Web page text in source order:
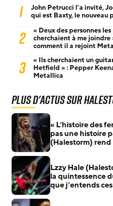
1
John Petrucci l’a invité,
qui est Baxty, le nouveau
2
« Deux des personnes
cherchaient à me
comment il a rejoint
3
« Ils cherchaient un
Hetfield » : Pepper
Metallica
Plus d'actus sur
« L’histoire des
pas une histoire
(Halestorm)
Lzzy Hale
la quintessence
que j’entends